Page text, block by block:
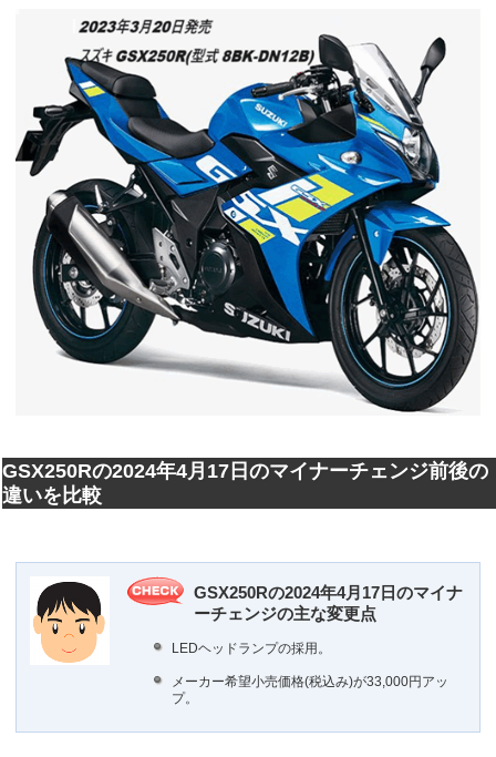
GSX250Rの2024年4月17日のマイナーチェンジ前後の
違いを比較
GSX250Rの2024年4月17日のマイナ
ーチェンジの主な変更点
LEDヘッドランプの採用。
メーカー希望小売価格(税込み)が33,000円アッ
プ。